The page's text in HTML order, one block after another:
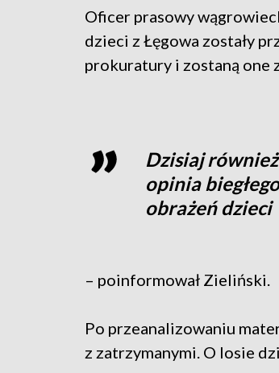
Oficer prasowy
dzieci z Łęgowa zostały
prokuratury i zostaną one
Dzisiaj
opinia
obrażeń dzieci
– poinformował Zieliński.
Po przeanalizowaniu
z zatrzymanymi. O losie